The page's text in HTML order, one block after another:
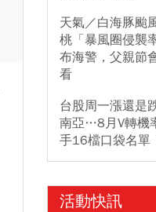
天氣／白海豚颱
桃「暴風圈侵襲
布海警，父親節
看
台股周一漲還是
南亞…8月V轉機
手16檔口袋名單
活動快訊